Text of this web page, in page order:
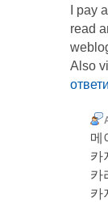
I paу
read
Also
메
카
카
카